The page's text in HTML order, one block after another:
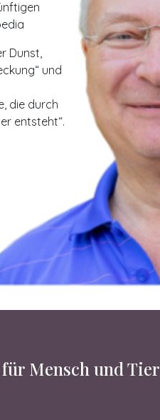
Dunst,
und
die durch
entsteht“.
Mensch und Tier